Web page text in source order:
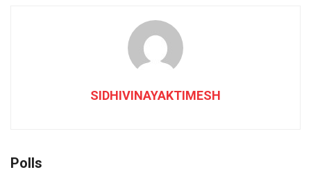
SIDHIVINAYAKTIMESH
Polls